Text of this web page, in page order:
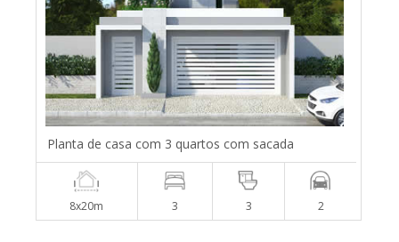
Planta de casa com 3 quartos com sacada
8x20m 3 3 2